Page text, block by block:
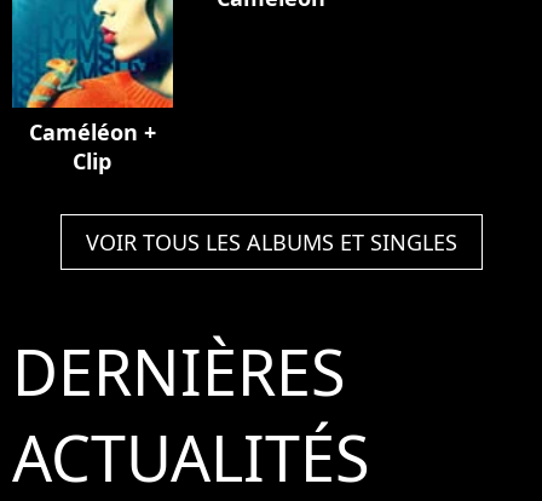
Caméléon +
Clip
VOIR TOUS LES ALBUMS ET SINGLES
DERNIÈRES
ACTUALITÉS